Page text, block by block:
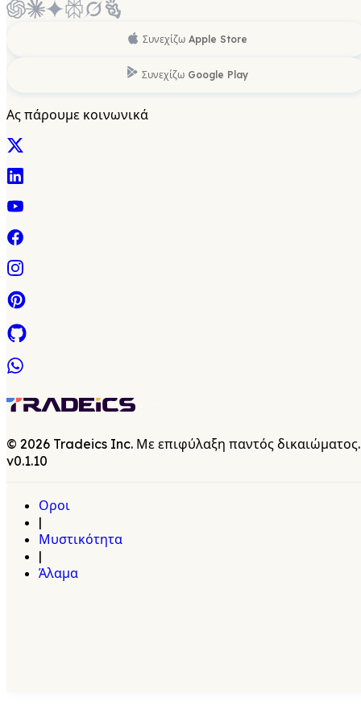
Συνεχίζω Apple Store
Συνεχίζω Google Play
Ας πάρουμε κοινωνικά
© 2026 Tradeics Inc. Με επιφύλαξη παντός δικαιώματος.
v0.1.10
Οροι
|
Μυστικότητα
|
Άλαμα